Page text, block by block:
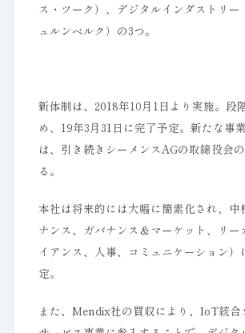
ス・ツーク）、デジタルインダストリー
ュルンベルク）の3つ。
新体制は、2018年10月1日より実施。段
め、19年3月31日に完了予定。新たな事
は、引き続きシーメンスAGの取締役会
る。
本社は将来的には大幅に簡素化され、中
ナンス、ガバナンス＆マーケット、リー
イアンス、人事、コミュニケーション）
定。
また、Mendix社の買収により、IoT統合